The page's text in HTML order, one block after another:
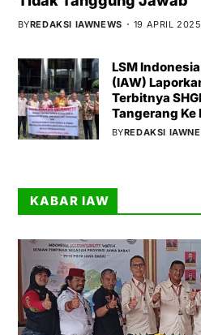
BYREDAKSI IAWNEWS 19 APRIL 2025
LSM
(IAW)
Terbitnya
Tangerang Ke
BYREDAKSI
KABAR IAW